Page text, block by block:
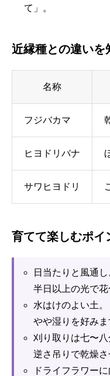
て」。
近縁種との違いを
名称
フジバカマ
ヒヨドリバナ
サワヒヨドリ
育てて楽しむポイ
日当たりと風通し
半日以上の光で花
水はけのよい土。
やや湿りを好みま
刈り取りは七〜八
逆さ吊りで乾燥さ
ドライフラワー